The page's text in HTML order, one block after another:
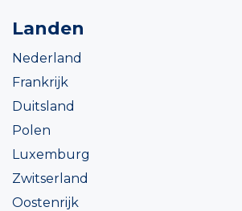
Landen
Nederland
Frankrijk
Duitsland
Polen
Luxemburg
Zwitserland
Oostenrijk